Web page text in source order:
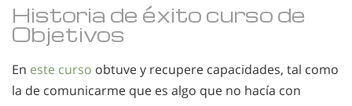
Historia de éxito curso de
Objetivos
En este curso obtuve y recupere capacidades, tal como
la de comunicarme que es algo que no hacía con